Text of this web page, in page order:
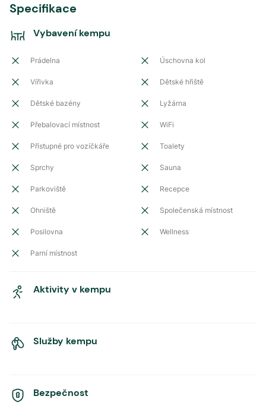
Specifikace
Vybavení kempu
Prádelna Úschovna kol
Vířivka Dětské hřiště
Dětské bazény Lyžárna
Přebalovací místnost WiFi
Přístupné pro vozíčkáře Toalety
Sprchy Sauna
Parkoviště Recepce
Ohniště Společenská místnost
Posilovna Wellness
Parní místnost
Aktivity v kempu
Služby kempu
Bezpečnost